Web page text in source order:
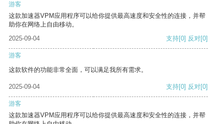
游客
这款加速器VPM应用程序可以给你提供最高速度和安全性的连接，并帮
助你在网络上自由移动。
2025-09-04
支持[0] 反对[0]
游客
这款软件的功能非常全面，可以满足我所有需求。
2025-09-04 支持[0] 反对[0]
游客
这款加速器VPM应用程序可以给你提供最高速度和安全性的连接，并帮